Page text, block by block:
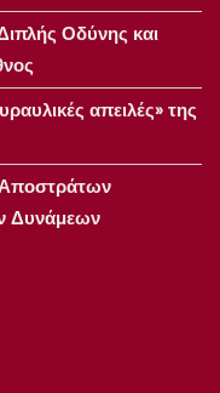
Οδύνης και
απειλές» της
Δυνάμεων